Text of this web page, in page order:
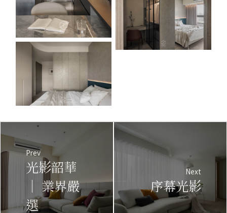
Prev
光影韶華
｜ 業界嚴
選
Next
序幕光影